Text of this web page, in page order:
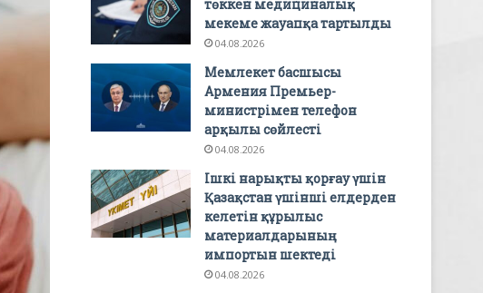
төккен медициналық
мекеме жауапқа тартылды
04.08.2026
Мемлекет басшысы
Армения Премьер-
министрімен телефон
арқылы сөйлесті
04.08.2026
Ішкі нарықты қорғау үшін
Қазақстан үшінші елдерден
келетін құрылыс
материалдарының
импортын шектеді
04.08.2026